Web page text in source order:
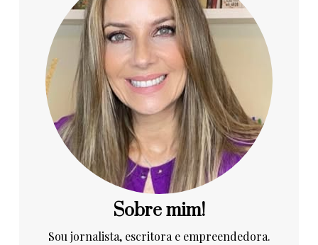
Sobre mim!
Sou jornalista, escritora e empreendedora.